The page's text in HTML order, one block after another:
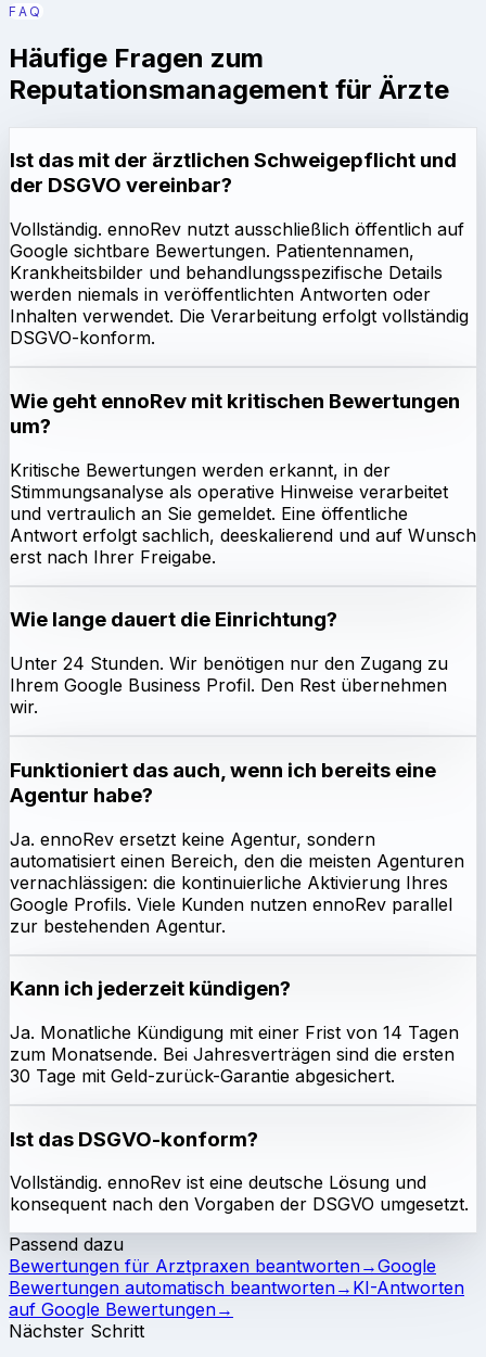
FAQ
Häufige Fragen zum
Reputationsmanagement für Ärzte
Ist das mit der ärztlichen Schweigepflicht und
der DSGVO vereinbar?
Vollständig. ennoRev nutzt ausschließlich öffentlich auf
Google sichtbare Bewertungen. Patientennamen,
Krankheitsbilder und behandlungsspezifische Details
werden niemals in veröffentlichten Antworten oder
Inhalten verwendet. Die Verarbeitung erfolgt vollständig
DSGVO-konform.
Wie geht ennoRev mit kritischen Bewertungen
um?
Kritische Bewertungen werden erkannt, in der
Stimmungsanalyse als operative Hinweise verarbeitet
und vertraulich an Sie gemeldet. Eine öffentliche
Antwort erfolgt sachlich, deeskalierend und auf Wunsch
erst nach Ihrer Freigabe.
Wie lange dauert die Einrichtung?
Unter 24 Stunden. Wir benötigen nur den Zugang zu
Ihrem Google Business Profil. Den Rest übernehmen
wir.
Funktioniert das auch, wenn ich bereits eine
Agentur habe?
Ja. ennoRev ersetzt keine Agentur, sondern
automatisiert einen Bereich, den die meisten Agenturen
vernachlässigen: die kontinuierliche Aktivierung Ihres
Google Profils. Viele Kunden nutzen ennoRev parallel
zur bestehenden Agentur.
Kann ich jederzeit kündigen?
Ja. Monatliche Kündigung mit einer Frist von 14 Tagen
zum Monatsende. Bei Jahresverträgen sind die ersten
30 Tage mit Geld-zurück-Garantie abgesichert.
Ist das DSGVO-konform?
Vollständig. ennoRev ist eine deutsche Lösung und
konsequent nach den Vorgaben der DSGVO umgesetzt.
Passend dazu
Bewertungen für Arztpraxen beantworten→Google
Bewertungen automatisch beantworten→ KI-Antworten
auf Google Bewertungen→
Nächster Schritt